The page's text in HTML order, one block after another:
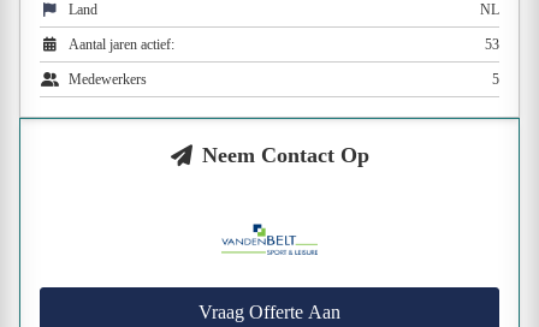
Land NL
Aantal jaren actief: 53
Medewerkers 5
Neem Contact Op
Vraag Offerte Aan